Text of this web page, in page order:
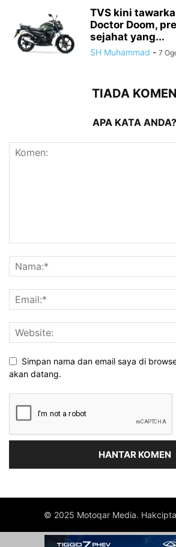
TVS kini
Doctor Doom,
sejahat yang...
SH Muhammad - 7
TIADA KOMEN
APA KATA ANDA?
Simpan nama dan email saya di
akan datang.
© 2025 Motoqar Media.